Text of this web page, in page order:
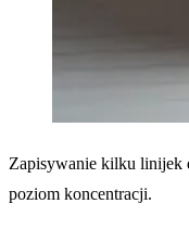
Zapisywanie kilku linijek
poziom koncentracji.